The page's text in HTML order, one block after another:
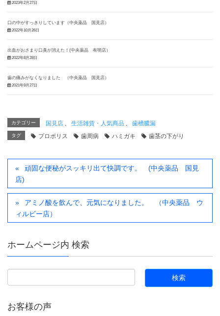
2023年2月27日
口の中がすっきりしています（中央薬品 国見店）
2022年10月26日
出血がおさまり口臭が消えた！(中央薬品 有明店）
2022年8月28日
歯の痛みがなくなりました （中央薬品 国見店）
2021年9月27日
カテゴリー 国見店 生活雑貨・人気商品 歯槽膿漏
タグ プロポリス 歯周病 ハミガキ 歯茎の下がり
頑固な便秘がスッキリ出て快調です。 (中央薬品 国見
店)
アミノ酸を飲んで、元気になりました。 （中央薬品 ウ
ィルビー店）
ホームページ内 検索
お客様の声